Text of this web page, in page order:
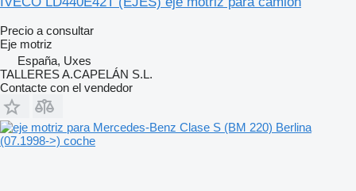
Precio a consultar
Eje motriz
España, Uxes
TALLERES A.CAPELÁN S.L.
Contacte con el vendedor